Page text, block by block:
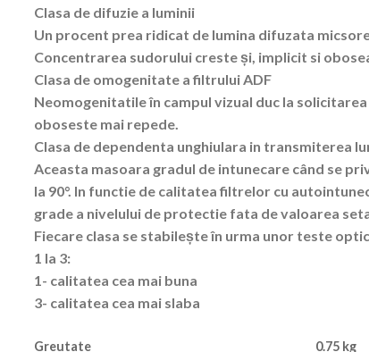
Clasa de difuzie a luminii
Un procent prea ridicat de lumina difuzata
Concentrarea sudorului creste și, implicit si
Clasa de omogenitate a filtrului ADF
Neomogenitatile în campul vizual duc la
oboseste mai repede.
Clasa de dependenta unghiulara in transmiterea
Aceasta masoara gradul de intunecare când se
la 90°. In functie de calitatea filtrelor cu
grade a nivelului de protectie fata de valoarea
Fiecare clasa se stabilește în urma unor teste
1 la 3:
1- calitatea cea mai buna
3- calitatea cea mai slaba
Greutate
0.75 kg